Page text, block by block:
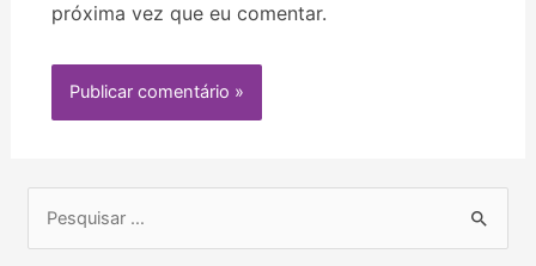
próxima vez que eu comentar.